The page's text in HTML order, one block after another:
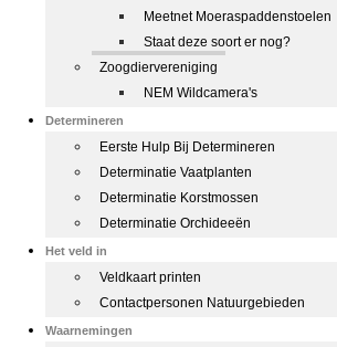
Meetnet Moeraspaddenstoelen
Staat deze soort er nog?
Zoogdiervereniging
NEM Wildcamera's
Determineren
Eerste Hulp Bij Determineren
Determinatie Vaatplanten
Determinatie Korstmossen
Determinatie Orchideeën
Het veld in
Veldkaart printen
Contactpersonen Natuurgebieden
Waarnemingen